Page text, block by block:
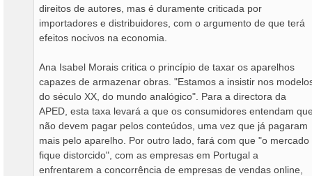
direitos de autores, mas é duramente criticada por
importadores e distribuidores, com o argumento de que terá
efeitos nocivos na economia.
Ana Isabel Morais critica o princípio de taxar os aparelhos
capazes de armazenar obras. "Estamos a insistir nos
do século XX, do mundo analógico". Para a directora da
APED, esta taxa levará a que os consumidores entendam
não devem pagar pelos conteúdos, uma vez que já pagaram
mais pelo aparelho. Por outro lado, fará com que "o mercado
fique distorcido", com as empresas em Portugal a
enfrentarem a concorrência de empresas de vendas online,